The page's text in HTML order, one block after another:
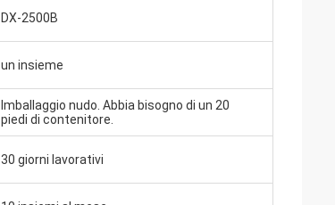
DX-2500B
un insieme
Imballaggio nudo. Abbia bisogno di un 20
piedi di contenitore.
30 giorni lavorativi